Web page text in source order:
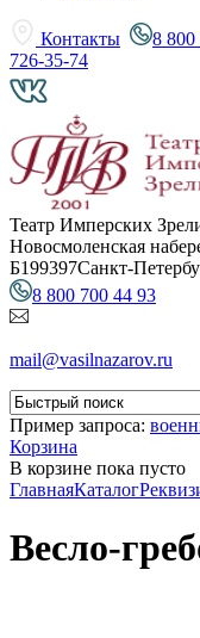
Контакты 8 800
726-35-74
Театр Имперских
Новосмоленская
Б199397Санкт-
8 800 700 44 93
mail@vasilnazarov.ru
Пример запроса:
Корзина
В корзине пока пусто
ГлавнаяКаталог
Весло-